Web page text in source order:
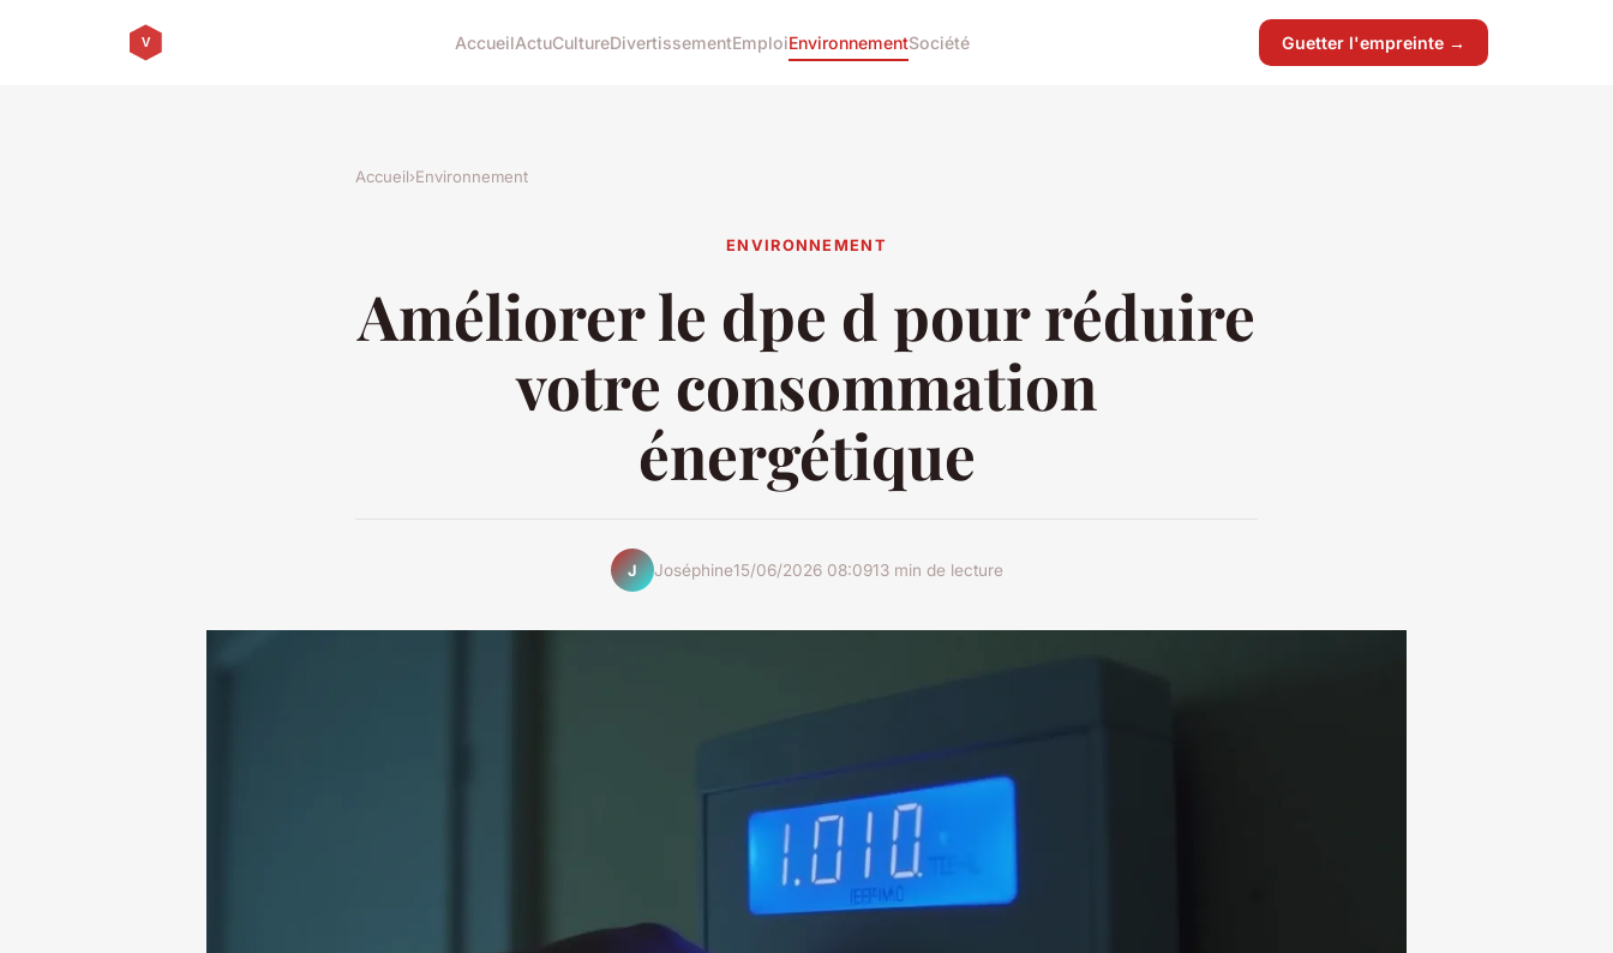
AccueilActuCultureDivertissementEmploiEnvironnementSociété Guetter l'empreinte →
Accueil›Environnement
ENVIRONNEMENT
Améliorer le dpe d pour réduire
votre consommation
énergétique
J Joséphine15/06/2026 08:0913 min de lecture